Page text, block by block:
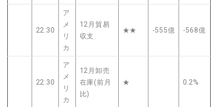
22:30
ア
メ
リ
カ
12月貿易
収支
★★ -555億 -568億
22:30
ア
メ
リ
カ
12月卸売
在庫(前月
比)
★ 0.2%